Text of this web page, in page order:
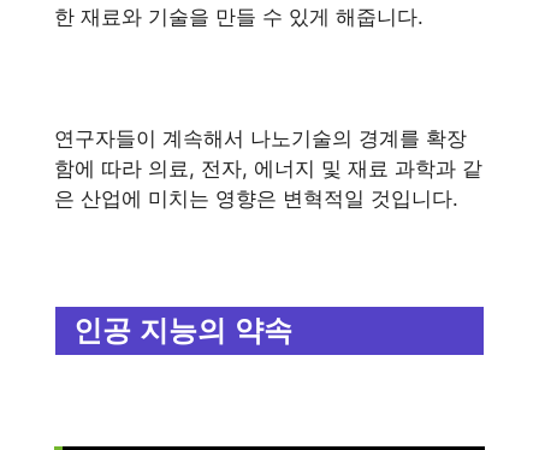
한 재료와 기술을 만들 수 있게 해줍니다.
연구자들이 계속해서 나노기술의 경계를 확장
함에 따라 의료, 전자, 에너지 및 재료 과학과 같
은 산업에 미치는 영향은 변혁적일 것입니다.
인공 지능의 약속